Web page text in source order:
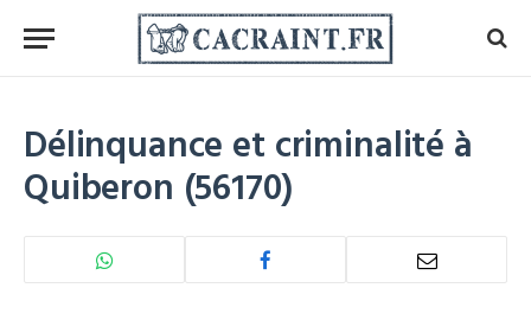
Délinquance et criminalité à
Quiberon (56170)